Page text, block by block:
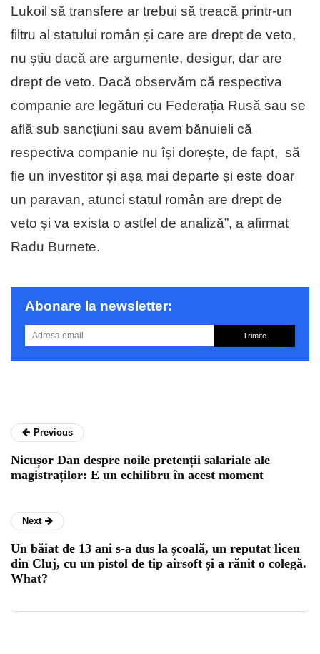
Lukoil să transfere ar trebui să treacă printr-un
filtru al statului român și care are drept de veto,
nu știu dacă are argumente, desigur, dar are
drept de veto. Dacă observăm că respectiva
companie are legături cu Federația Rusă sau se
află sub sancțiuni sau avem bănuieli că
respectiva companie nu își dorește, de fapt, să
fie un investitor și așa mai departe și este doar
un paravan, atunci statul român are drept de
veto și va exista o astfel de analiză”, a afirmat
Radu Burnete.
Abonare la newsletter:
Trimite
Previous
Nicușor Dan despre noile pretenții salariale ale
magistraților: E un echilibru în acest moment
Next
Un băiat de 13 ani s-a dus la școală, un reputat liceu
din Cluj, cu un pistol de tip airsoft și a rănit o colegă.
What?